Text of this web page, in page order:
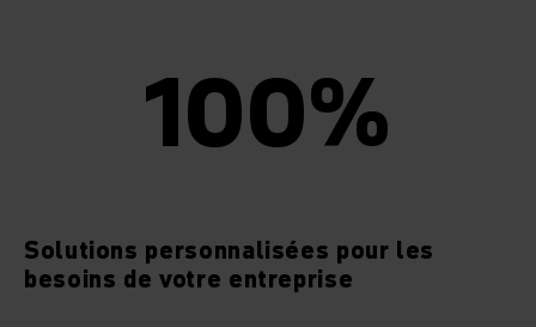
100%
Solutions personnalisées pour les
besoins de votre entreprise